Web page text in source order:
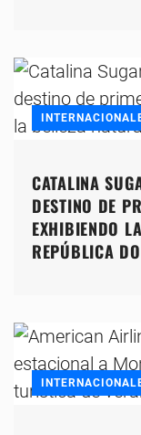
CATALINA
DESTINO DE
EXHIBIENDO
REPÚBLICA